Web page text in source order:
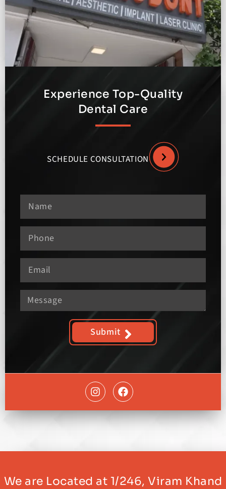
Experience Top-Quality
Dental Care
SCHEDULE CONSULTATION
Submit
We are Located at 1/246, Viram Khand